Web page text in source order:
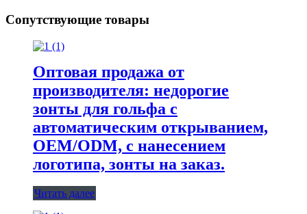
Сопутствующие товары
Оптовая продажа от
производителя: недорогие
зонты для гольфа с
автоматическим открыванием,
OEM/ODM, с нанесением
логотипа, зонты на заказ.
Читать далее